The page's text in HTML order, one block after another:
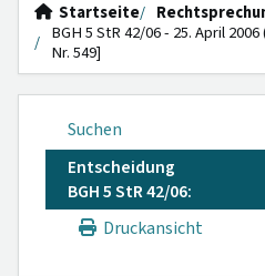
Startseite
BGH 5 StR 42/06 - 25. April
Nr. 549]
Suchen
Entscheidung
BGH 5 StR 42/06:
Druckansicht